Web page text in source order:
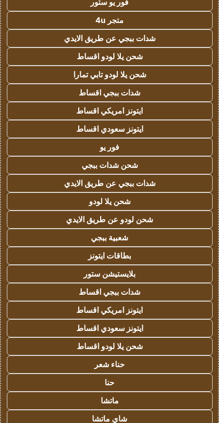
فور يو ستور
متجر 4u
شدات ببجي عن طريق الايدي
شحن يلا لودو اقساط
شحن يلا لودو تابي تمارا
شدات ببجي اقساط
ايتونز امريكي اقساط
ايتونز سعودي اقساط
فور يو
شحن شدات ببجي
شدات ببجي عن طريق الايدي
شحن يلا لودو
شحن لودو عن طريق الايدي
شعبية ببجي
بطاقات ايتونز
بلايستيشن ستور
شدات ببجي اقساط
ايتونز امريكي اقساط
ايتونز سعودي اقساط
شحن يلا لودو اقساط
حناء شعر
حنا
ماتشا
شاي ماتشا